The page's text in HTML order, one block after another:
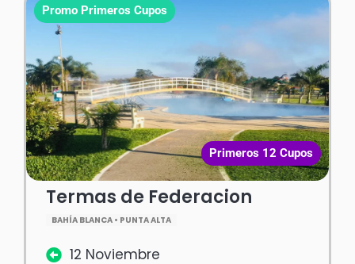
Termas de Federacion
BAHÍA BLANCA • PUNTA ALTA
12 Noviembre
Promo Primeros Cupos
Primeros 12 Cupos